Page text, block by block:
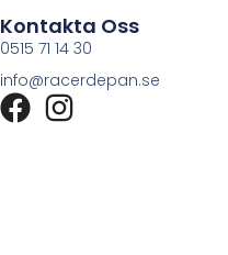
Kontakta Oss
0515 71 14 30
info@racerdepan.se